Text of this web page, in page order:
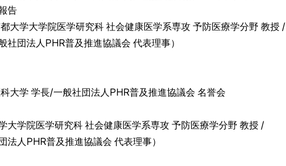
告
究科 社会健康医学系専攻 予防医療学分野 教授 /
進協議会 代表理事）
/一般社団法人PHR普及推進協議会 名誉会
科 社会健康医学系専攻 予防医療学分野 教授 /
協議会 代表理事）